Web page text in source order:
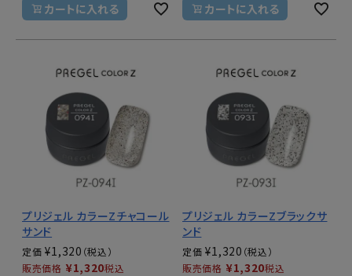
カートに入れる カートに入れる
プリジェル カラーZチャコール
サンド
定価 ¥1,320
販売価格 ¥1,320税込
プリジェル カラーZブラックサ
ンド
定価 ¥1,320
販売価格 ¥1,320税込